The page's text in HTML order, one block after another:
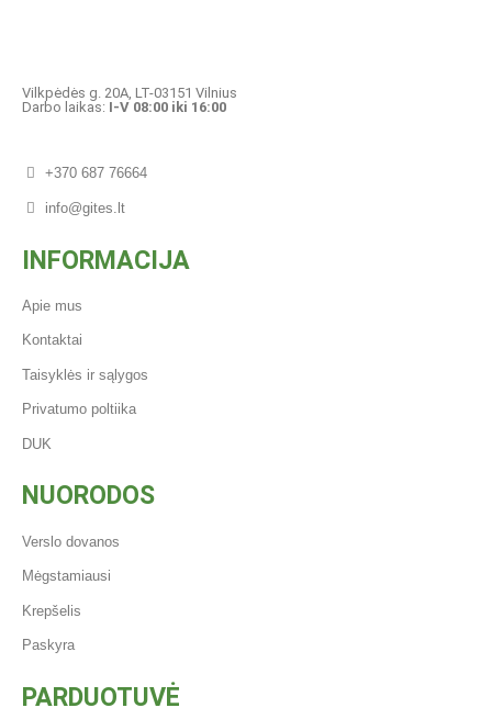
Vilkpėdės g. 20A, LT-03151 Vilnius
Darbo laikas: I-V 08:00 iki 16:00
+370 687 76664
info@gites.lt
INFORMACIJA
Apie mus
Kontaktai
Taisyklės ir sąlygos
Privatumo poltiika
DUK
NUORODOS
Verslo dovanos
Mėgstamiausi
Krepšelis
Paskyra
PARDUOTUVĖ